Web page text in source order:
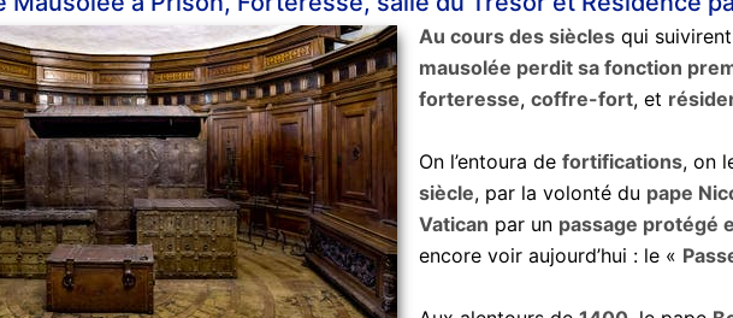
Au cours des siècles qui
mausolée perdit sa fonction
forteresse,coffre-fort, et
On l’entoura defortifications, on
siècle, par la volonté du pape
Vatican par un passage protégé
encore voir aujourd’hui : le «